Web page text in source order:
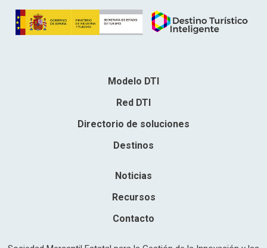
Modelo DTI
Red DTI
Directorio de soluciones
Destinos
Noticias
Recursos
Contacto